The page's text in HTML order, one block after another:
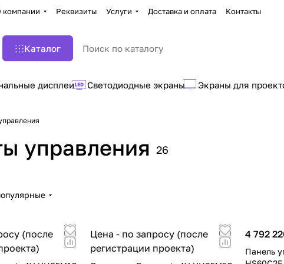
компании Реквизиты Услуги Доставка и оплата Контакты
Каталог
дисплеи Светодиодные экраны Экраны для
управления 26
(после
Цена - по запросу (после
регистрации проекта)
4 792
Панель